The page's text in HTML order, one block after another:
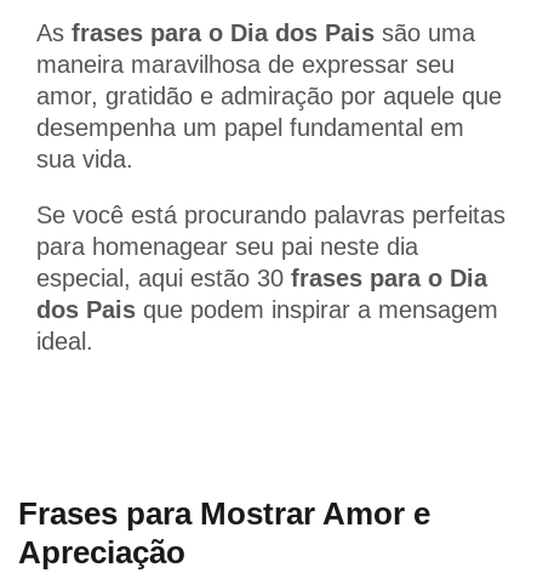
As frases para o Dia dos Pais são uma
maneira maravilhosa de expressar seu
amor, gratidão e admiração por aquele que
desempenha um papel fundamental em
sua vida.
Se você está procurando palavras perfeitas
para homenagear seu pai neste dia
especial, aqui estão 30 frases para o Dia
dos Pais que podem inspirar a mensagem
ideal.
Frases para Mostrar Amor e
Apreciação